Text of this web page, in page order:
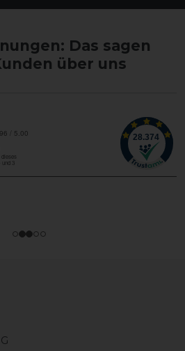
Das sagen
über uns